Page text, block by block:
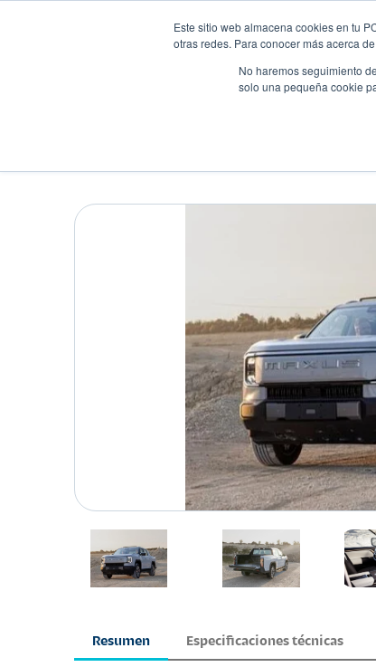
Este sitio web almacena cookies en tu
otras redes. Para conocer más acerca
No haremos seguimiento
solo una pequeña cookie
Resumen Especificaciones técnicas